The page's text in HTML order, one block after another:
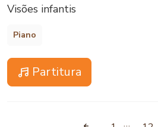
Visões infantis
Piano
Partitura
…